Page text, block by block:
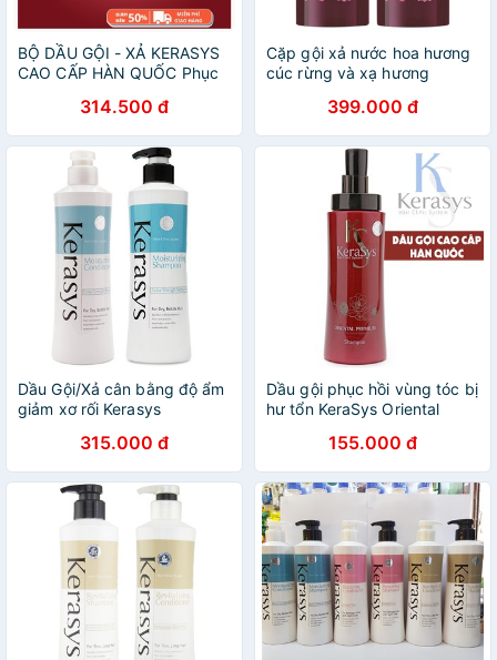
BỘ DẦU GỘI - XẢ KERASYS
CAO CẤP HÀN QUỐC Phục
314.500 đ
Cặp gội xả nước hoa hương
cúc rừng và xạ hương
Quốc 600ml399.000 đ
Dầu Gội/Xả cân bằng độ ẩm
giảm xơ rối Kerasys
600ml - Hàng Chính Hãng
315.000 đ
Dầu gội phục hồi vùng tóc bị
hư tổn KeraSys Oriental
155.000 đ